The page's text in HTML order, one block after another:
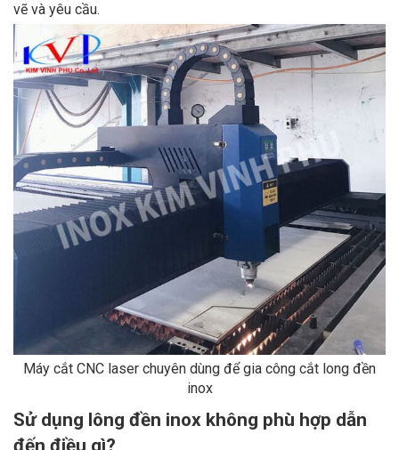
vẽ và yêu cầu.
Máy cắt CNC laser chuyên dùng để gia công cắt long đền
inox
Sử dụng lông đền inox không phù hợp dẫn
đến điều gì?